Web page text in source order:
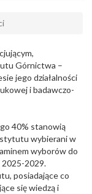
Górnictwa –
jego działalności
i badawczo-
40% stanowią
wybierani w
wyborów do
2025-2029.
posiadające co
się wiedzą i